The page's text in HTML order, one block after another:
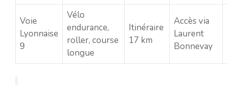
Voie
Lyonnaise
9
Vélo
endurance,
roller, course
longue
Itinéraire
17 km
Accès via
Laurent
Bonnevay